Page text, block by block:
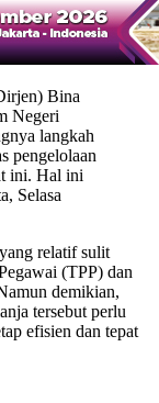
Bina
Negeri
langkah
pengelolaan
ini. Hal ini
Selasa
relatif sulit
(TPP) dan
demikian,
tersebut perlu
efisien dan tepat